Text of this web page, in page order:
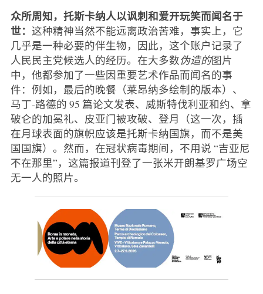
众所周知，托斯卡纳人以讽刺和爱开玩笑而闻名于
世： 这种精神当然不能远离政治苦难，事实上，它
几乎是一种必要的伴生物，因此，这个账户记录了
人民民主党候选人的经历。在大多数伪造的图片
中，他都参加了一些因重要艺术作品而闻名的事
件：例如，最后的晚餐（莱昂纳多绘制的版本）、
马丁-路德的 95 篇论文发表、威斯特伐利亚和约、拿
破仑的加冕礼、皮亚门被攻破、登月（这一次，插
在月球表面的旗帜应该是托斯卡纳国旗，而不是美
国国旗）。然而，在冠状病毒期间，不用说 “吉亚尼
不在那里”，这篇报道刊登了一张米开朗基罗广场空
无一人的照片。